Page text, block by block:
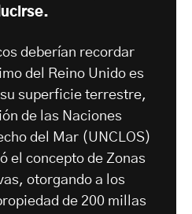
deberían recordar
del Reino Unido es
superficie terrestre,
de las Naciones
del Mar (UNCLOS)
el concepto de Zonas
otorgando a los
de 200 millas